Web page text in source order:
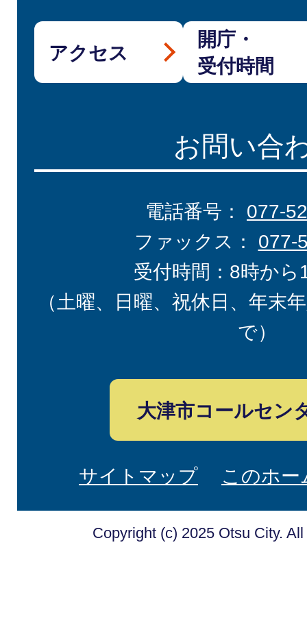
アクセス
開庁・
受付時間
お問い合
電話番号： 077-
ファックス： 077-
受付時間：8時から
（土曜、日曜、祝休日、年末
で）
大津市コールセン
サイトマップ このホ
Copyright (c) 2025 Otsu City.